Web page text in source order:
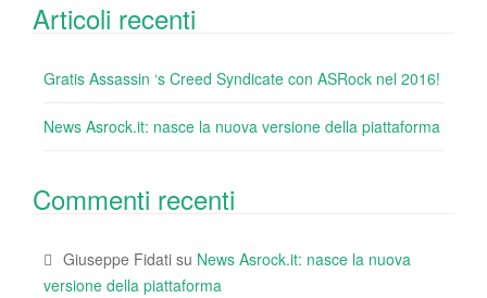
Articoli recenti
Gratis Assassin ‘s Creed Syndicate con ASRock nel 2016!
News Asrock.it: nasce la nuova versione della piattaforma
Commenti recenti
Giuseppe Fidati su News Asrock.it: nasce la nuova
versione della piattaforma